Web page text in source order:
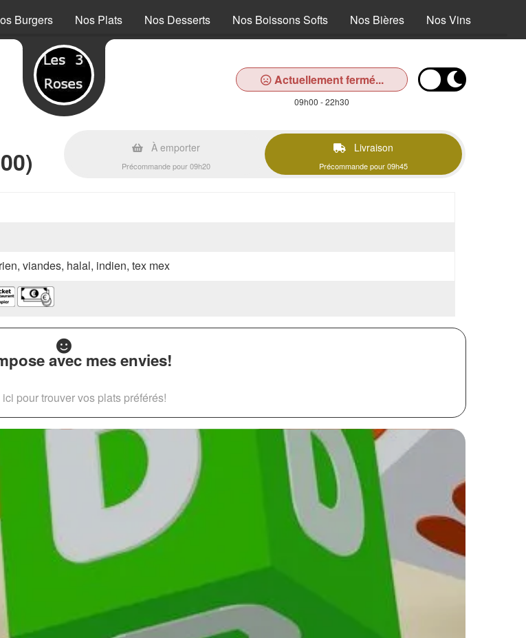
Burgers Nos Plats Nos Desserts Nos Boissons Softs Nos Bières Nos Vins
Actuellement fermé...
09h00 - 22h30
À emporter
Précommande pour 09h20
Livraison
Précommande pour 09h45
viandes, halal, indien, tex mex
avec mes envies!
pour trouver vos plats préférés!